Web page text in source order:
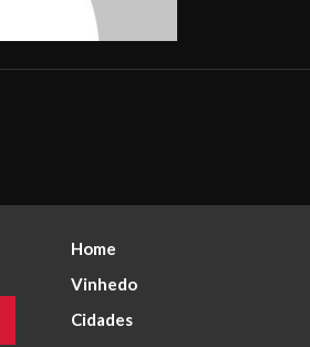
Home
Vinhedo
Cidades